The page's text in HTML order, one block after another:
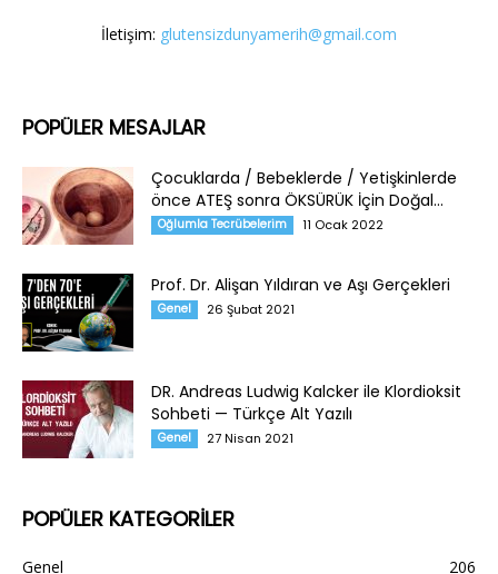
İletişim: glutensizdunyamerih@gmail.com
POPÜLER MESAJLAR
Çocuklarda / Bebeklerde / Yetişkinlerde
önce ATEŞ sonra ÖKSÜRÜK İçin Doğal...
Oğlumla Tecrübelerim 11 Ocak 2022
Prof. Dr. Alişan Yıldıran ve Aşı Gerçekleri
Genel 26 Şubat 2021
DR. Andreas Ludwig Kalcker ile Klordioksit
Sohbeti — Türkçe Alt Yazılı
Genel 27 Nisan 2021
POPÜLER KATEGORİLER
Genel 206